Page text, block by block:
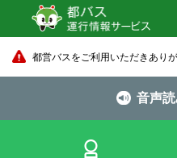
都営バスをご利用いただきあり
音声